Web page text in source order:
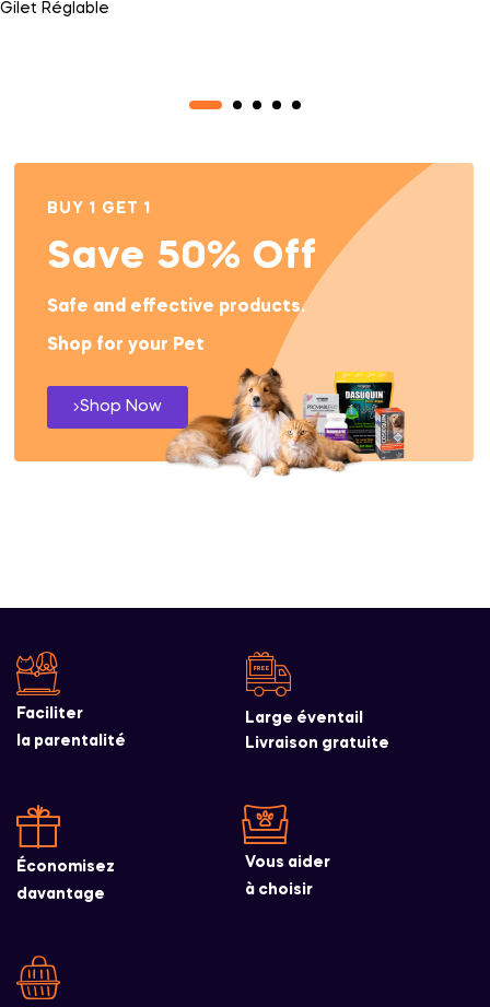
Gilet Réglable
BUY 1 GET 1
Save 50% Off
Safe and effective products.
Shop for your Pet
Shop Now
Faciliter
la parentalité
Large éventail
Livraison gratuite
Économisez
davantage
Vous aider
à choisir